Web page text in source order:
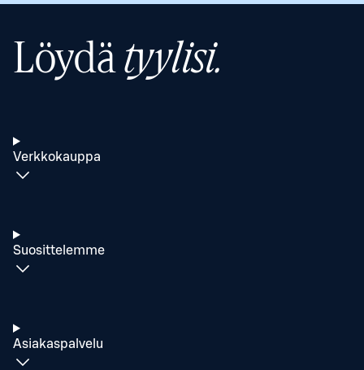
Löydätyylisi.
Verkkokauppa
Suosittelemme
Asiakaspalvelu